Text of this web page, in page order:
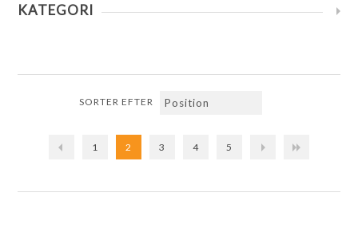
KATEGORI
SORTER EFTER
1 2 3 4 5